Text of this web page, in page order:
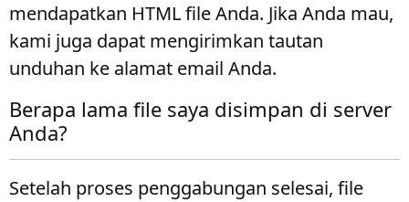
mendapatkan HTML file Anda. Jika Anda mau,
kami juga dapat mengirimkan tautan
unduhan ke alamat email Anda.
Berapa lama file saya disimpan di server
Anda?
Setelah proses penggabungan selesai, file